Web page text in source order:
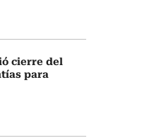
cierre del
para